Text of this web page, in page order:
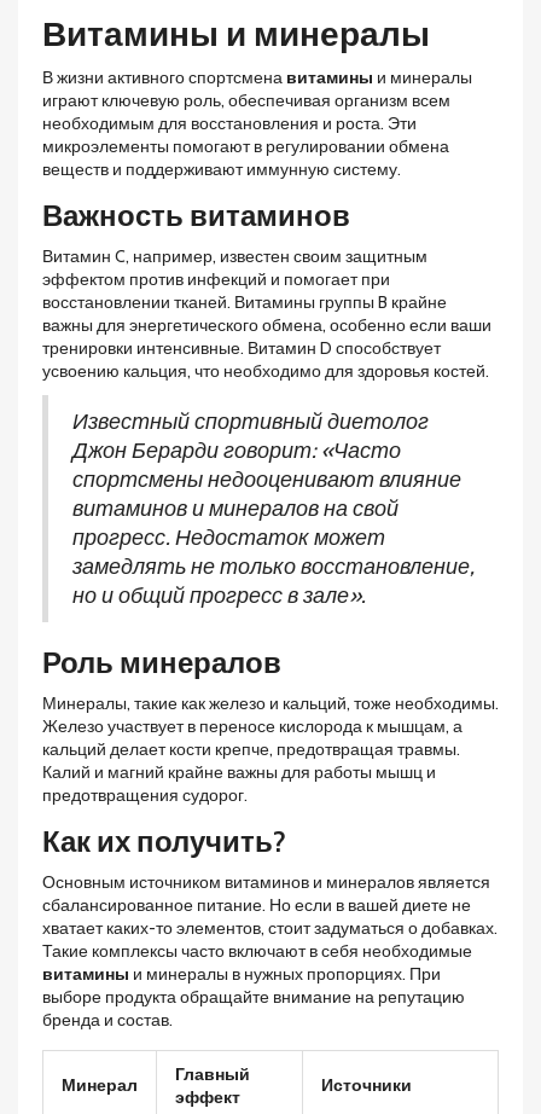
Витамины и минералы
В жизни активного спортсмена витамины и минералы
играют ключевую роль, обеспечивая организм всем
необходимым для восстановления и роста. Эти
микроэлементы помогают в регулировании обмена
веществ и поддерживают иммунную систему.
Важность витаминов
Витамин C, например, известен своим защитным
эффектом против инфекций и помогает при
восстановлении тканей. Витамины группы B крайне
важны для энергетического обмена, особенно если ваши
тренировки интенсивные. Витамин D способствует
усвоению кальция, что необходимо для здоровья костей.
Известный спортивный диетолог
Джон Берарди говорит: «Часто
спортсмены недооценивают влияние
витаминов и минералов на свой
прогресс. Недостаток может
замедлять не только восстановление,
но и общий прогресс в зале».
Роль минералов
Минералы, такие как железо и кальций, тоже необходимы.
Железо участвует в переносе кислорода к мышцам, а
кальций делает кости крепче, предотвращая травмы.
Калий и магний крайне важны для работы мышц и
предотвращения судорог.
Как их получить?
Основным источником витаминов и минералов является
сбалансированное питание. Но если в вашей диете не
хватает каких-то элементов, стоит задуматься о добавках.
Такие комплексы часто включают в себя необходимые
витамины и минералы в нужных пропорциях. При
выборе продукта обращайте внимание на репутацию
бренда и состав.
Минерал
Главный
эффект
Источники